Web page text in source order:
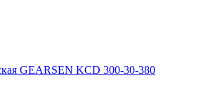
GEARSEN KCD 300-30-380